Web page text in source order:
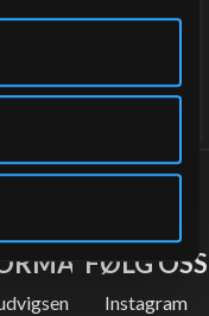
FØLG OSS
Instagram